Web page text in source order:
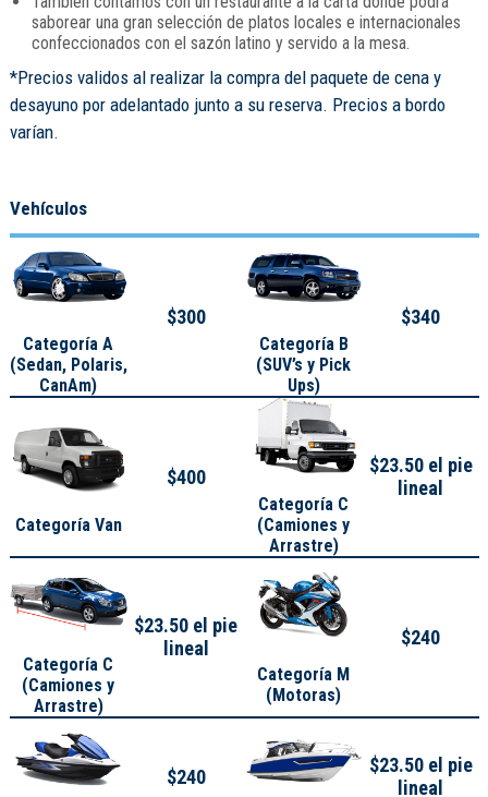
saborear una gran selección de platos locales e internacionales
confeccionados con el sazón latino y servido a la mesa.
*Precios validos al realizar la compra del paquete de cena y
desayuno por adelantado junto a su reserva. Precios a bordo
varían.
Vehículos
Categoría A
(Sedan, Polaris,
CanAm)
$300
Categoría B
(SUV’s y Pick
Ups)
$340
Categoría Van
$400
Categoría C
(Camiones y
Arrastre)
$23.50 el pie
lineal
Categoría C
(Camiones y
Arrastre)
$23.50 el pie
lineal
Categoría M
(Motoras)
$240
$240
$23.50 el pie
lineal